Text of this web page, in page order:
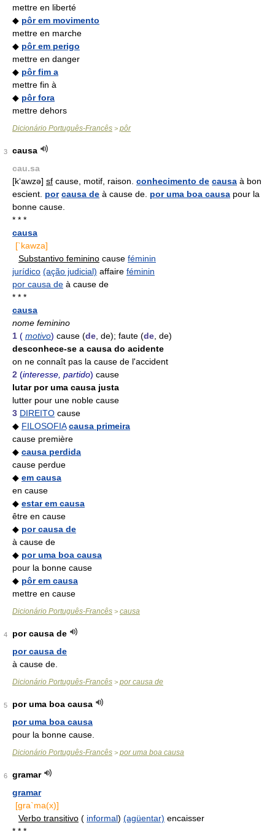
mettre en liberté
◆ pôr em movimento
mettre en marche
◆ pôr em perigo
mettre en danger
◆ pôr fim a
mettre fin à
◆ pôr fora
mettre dehors
Dicionário Português-Francês > pôr
3
causa
cau.sa
[k‘awzə] sf cause, motif, raison. conhecimento de causa à bon
escient. por causa de à cause de. por uma boa causa pour la
bonne cause.
* * *
causa
[`kawza]
Substantivo feminino cause féminin
jurídico (ação judicial) affaire féminin
por causa de à cause de
* * *
causa
nome feminino
1 ( motivo) cause (de , de); faute (de , de)
desconhece-se a causa do acidente
on ne connaît pas la cause de l'accident
2 (interesse, partido) cause
lutar por uma causa justa
lutter pour une noble cause
3 DIREITO cause
◆ FILOSOFIA causa primeira
cause première
◆ causa perdida
cause perdue
◆ em causa
en cause
◆ estar em causa
être en cause
◆ por causa de
à cause de
◆ por uma boa causa
pour la bonne cause
◆ pôr em causa
mettre en cause
Dicionário Português-Francês > causa
4
por causa de
por causa de
à cause de.
Dicionário Português-Francês > por causa de
5
por uma boa causa
por uma boa causa
pour la bonne cause.
Dicionário Português-Francês > por uma boa causa
6
gramar
gramar
[gra`ma(x)]
Verbo transitivo ( informal) (agüentar) encaisser